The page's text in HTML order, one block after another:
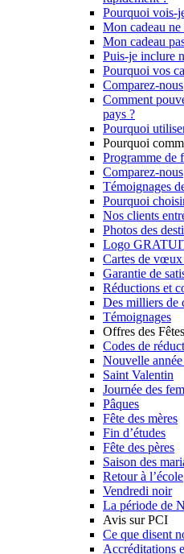
Pourquoi vois-
Mon cadeau ne
Mon cadeau
Puis-je inclure
Pourquoi vos
Comparez-nous
Comment
pays ?
Pourquoi
Pourquoi
Programme de
Comparez-nous
Témoignages
Pourquoi
Nos clients
Photos des
Logo
Cartes de vœux
Garantie de
Réductions et
Des milliers de
Témoignages
Offres des Fêtes
Codes de
Nouvelle
Saint Valentin
Journée des
Pâques
Fête des mères
Fin d’études
Fête des pères
Saison des
Retour à l’école
Vendredi noir
La période de
Avis sur PCI
Ce que disent
Accréditations